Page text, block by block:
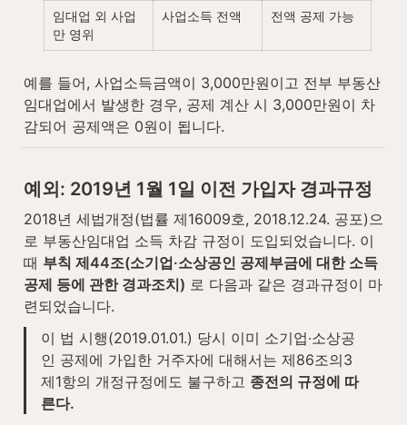
임대업 외 사업
만 영위
사업소득 전액 전액 공제 가능
예를 들어, 사업소득금액이 3,000만원이고 전부 부동산
임대업에서 발생한 경우, 공제 계산 시 3,000만원이 차
감되어 공제액은 0원이 됩니다.
예외: 2019년 1월 1일 이전 가입자 경과규정
2018년 세법개정(법률 제16009호, 2018.12.24. 공포)으
로 부동산임대업 소득 차감 규정이 도입되었습니다. 이
때 부칙 제44조(소기업·소상공인 공제부금에 대한 소득
공제 등에 관한 경과조치) 로 다음과 같은 경과규정이 마
련되었습니다.
이 법 시행(2019.01.01.) 당시 이미 소기업·소상공
인 공제에 가입한 거주자에 대해서는 제86조의3
제1항의 개정규정에도 불구하고 종전의 규정에 따
른다.